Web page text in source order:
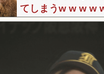
てしまうw w w w